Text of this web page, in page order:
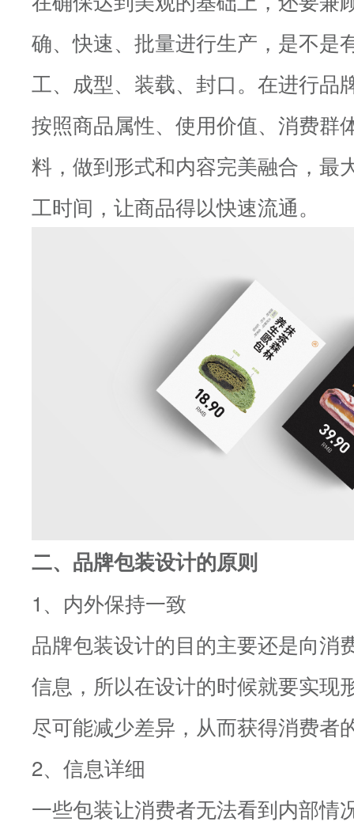
确、快速、批量进行生产，是不是
工、成型、装载、封口。在进行品
按照商品属性、使用价值、消费群
料，做到形式和内容完美融合，最
工时间，让商品得以快速流通。
二、品牌包装设计的原则
1、内外保持一致
品牌包装设计的目的主要还是向消
信息，所以在设计的时候就要实现
尽可能减少差异，从而获得消费者
2、信息详细
一些包装让消费者无法看到内部情